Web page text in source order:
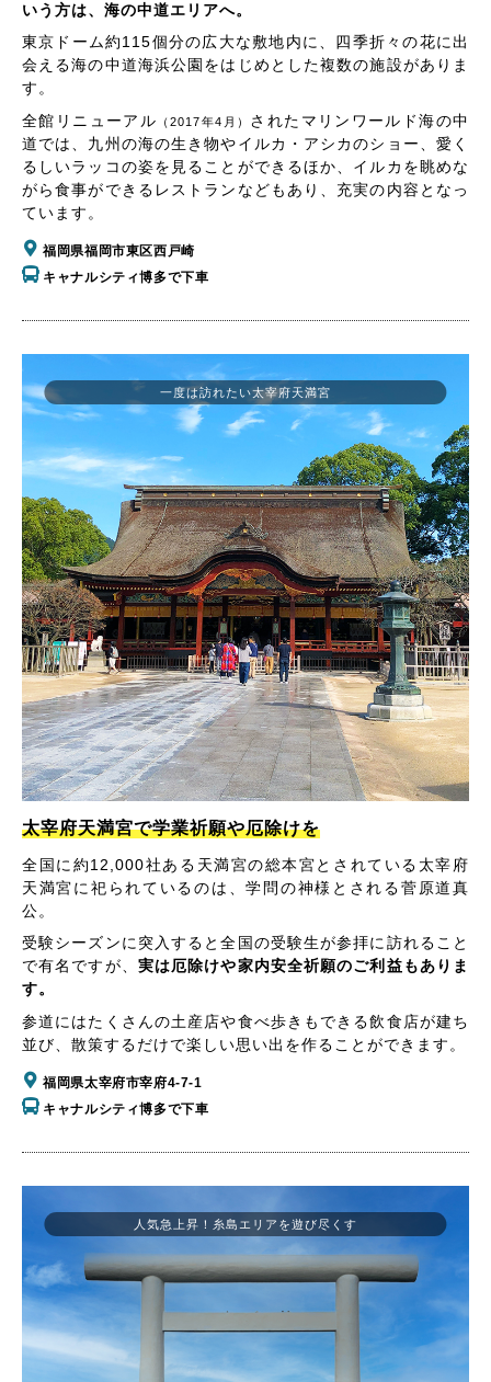
いう方は、海の中道エリアへ。
東京ドーム約115個分の広大な敷地内に、四季折々の花に出
会える海の中道海浜公園をはじめとした複数の施設がありま
す。
全館リニューアル （2017年4月） されたマリンワールド海の中
道では、九州の海の生き物やイルカ・アシカのショー、愛く
るしいラッコの姿を見ることができるほか、イルカを眺めな
がら食事ができるレストランなどもあり、充実の内容となっ
ています。
福岡県福岡市東区西戸崎
キャナルシティ博多で下車
太宰府天満宮で学業祈願や厄除けを
全国に約12,000社ある天満宮の総本宮とされている太宰府
天満宮に祀られているのは、学問の神様とされる菅原道真
公。
受験シーズンに突入すると全国の受験生が参拝に訪れること
で有名ですが、 実は厄除けや家内安全祈願のご利益もありま
す。
参道にはたくさんの土産店や食べ歩きもできる飲食店が建ち
並び、散策するだけで楽しい思い出を作ることができます。
福岡県太宰府市宰府4-7-1
キャナルシティ博多で下車
一度は訪れたい太宰府天満宮
人気急上昇！糸島エリアを遊び尽くす